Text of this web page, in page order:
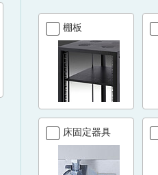
棚板
床固定器具